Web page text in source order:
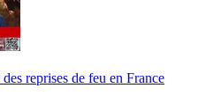
reprises de feu en France